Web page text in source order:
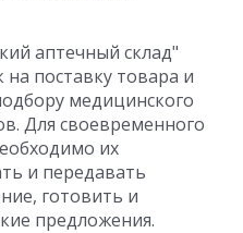
аптечный склад"
на поставку товара и
медицинского
Для своевременного
их
и передавать
готовить и
предложения.